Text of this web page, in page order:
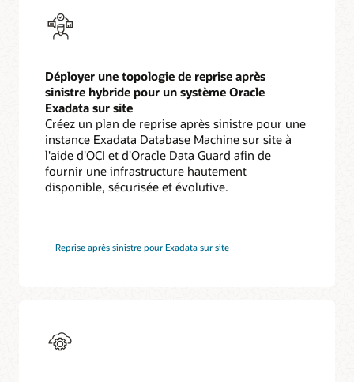
Déployer une topologie de reprise après
sinistre hybride pour un système Oracle
Exadata sur site
Créez un plan de reprise après sinistre pour une
instance Exadata Database Machine sur site à
l'aide d'OCI et d'Oracle Data Guard afin de
fournir une infrastructure hautement
disponible, sécurisée et évolutive.
Reprise après sinistre pour Exadata sur site